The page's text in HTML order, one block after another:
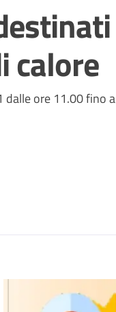
calore
ore 11.00 fino